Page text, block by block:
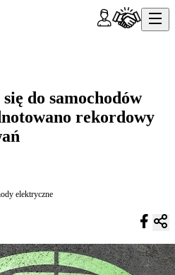
do samochodów
rekordowy
elektryczne